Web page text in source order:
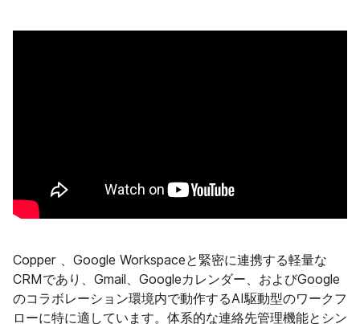
Copper 、Google Workspaceと緊密に連携する軽量な
CRMであり、Gmail、Googleカレンダー、およびGoogle
のコラボレーション環境内で動作するAI駆動型のワークフ
ローに特に適しています。体系的な連絡先管理機能とシン